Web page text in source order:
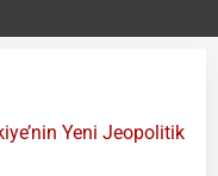
Yeni Jeopolitik